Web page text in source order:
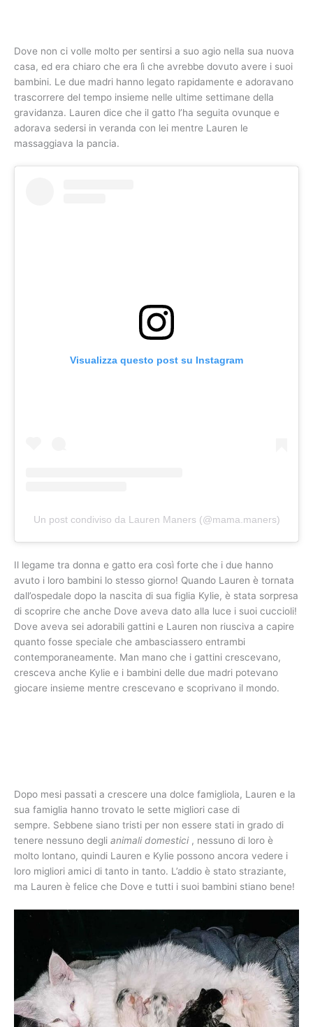
Dove non ci volle molto per sentirsi a suo agio nella sua nuova
casa, ed era chiaro che era lì che avrebbe dovuto avere i suoi
bambini. Le due madri hanno legato rapidamente e adoravano
trascorrere del tempo insieme nelle ultime settimane della
gravidanza. Lauren dice che il gatto l’ha seguita ovunque e
adorava sedersi in veranda con lei mentre Lauren le
massaggiava la pancia.
Visualizza questo post su Instagram
Un post condiviso da Lauren Maners (@mama.maners)
Il legame tra donna e gatto era così forte che i due hanno
avuto i loro bambini lo stesso giorno! Quando Lauren è tornata
dall’ospedale dopo la nascita di sua figlia Kylie, è stata sorpresa
di scoprire che anche Dove aveva dato alla luce i suoi cuccioli!
Dove aveva sei adorabili gattini e Lauren non riusciva a capire
quanto fosse speciale che ambasciassero entrambi
contemporaneamente. Man mano che i gattini crescevano,
cresceva anche Kylie e i bambini delle due madri potevano
giocare insieme mentre crescevano e scoprivano il mondo.
Dopo mesi passati a crescere una dolce famigliola, Lauren e la
sua famiglia hanno trovato le sette migliori case di
sempre. Sebbene siano tristi per non essere stati in grado di
tenere nessuno degli animali domestici, nessuno di loro è
molto lontano, quindi Lauren e Kylie possono ancora vedere i
loro migliori amici di tanto in tanto. L’addio è stato straziante,
ma Lauren è felice che Dove e tutti i suoi bambini stiano bene!